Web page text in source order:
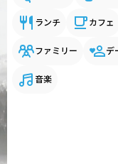
ランチ カフェ
ファミリー デ
音楽